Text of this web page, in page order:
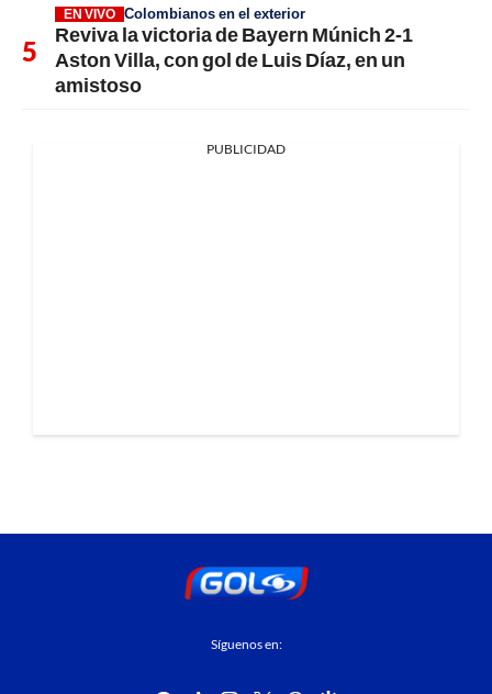
EN VIVO Colombianos en el exterior
Reviva la victoria de Bayern Múnich 2-1
Aston Villa, con gol de Luis Díaz, en un
amistoso
PUBLICIDAD
Síguenos en: